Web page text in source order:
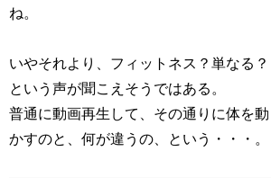
ね。
いやそれより、フィットネス？単なる？
という声が聞こえそうではある。
普通に動画再生して、その通りに体を動
かすのと、何が違うの、という・・・。